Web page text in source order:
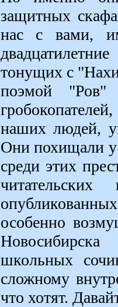
защитных
нас с вами,
тонущих с
поэмой "Ров"
наших людей,
Они похищали у
среди этих
особенно
школьных
сложному
что хотят.